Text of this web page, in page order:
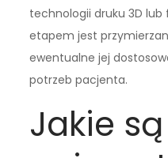
technologii druku 3D
etapem jest
ewentualne jej
potrzeb pacjenta.
Jakie są